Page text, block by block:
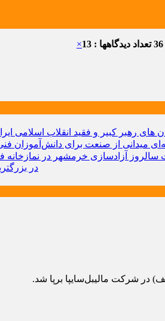
تعداد دیدگاهها : 13 ×
رهبر کبیر و فقید انقلاب اسلامی
میدانی از صنعت برای دانش‌آموزان
آزادسازی خرمشهر در نمازخانه
در
در شركت مالیبل‌سایپا برپا شد.